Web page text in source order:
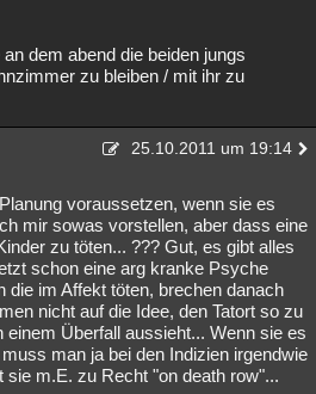
dem abend die beiden jungs
zu bleiben / mit ihr zu
25.10.2011 um 19:14
voraussetzen, wenn sie es
mir sowas vorstellen, aber dass eine
zu töten... ??? Gut, es gibt alles
schon eine arg kranke Psyche
die im Affekt töten, brechen danach
nicht auf die Idee, den Tatort so zu
Überfall aussieht... Wenn sie es
man ja bei den Indizien irgendwie
m.E. zu Recht "on death row"...